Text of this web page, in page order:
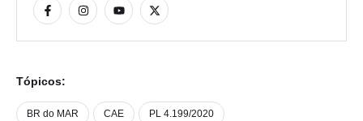
Tópicos:
BR do MAR CAE PL 4.199/2020